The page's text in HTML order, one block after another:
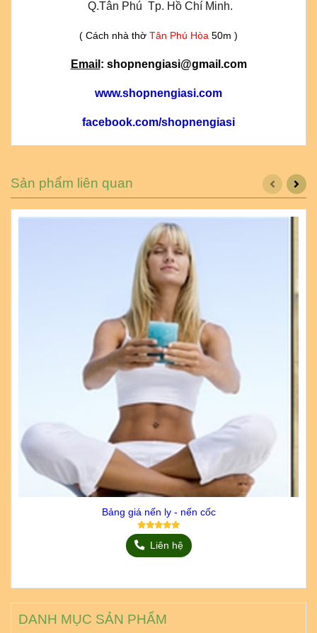
Q.Tân Phú  Tp. Hồ Chí Minh.
( Cách nhà thờ Tân Phú Hòa 50m )
Email : shopnengiasi@gmail.com
www.shopnengiasi.com
facebook.com/shopnengiasi
Sản phẩm liên quan
Bảng giá nến ly - nến cốc
Liên hệ
DANH MỤC SẢN PHẨM